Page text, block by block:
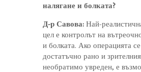
налягане и болката?
Д-р Савова: Най-
цел е контролът на
и болката. Ако операцията
достатъчно рано и
необратимо увреден, е